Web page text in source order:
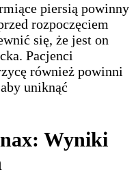
piersią powinny
rozpoczęciem
się, że jest on
Pacjenci
również powinni
uniknąć
Wyniki